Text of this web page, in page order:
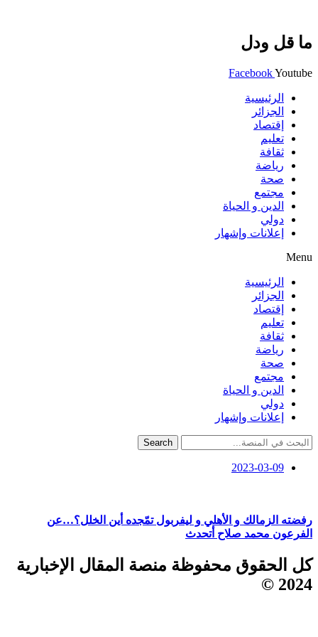
ما قل ودل
FacebookYoutube
الرئيسية
الجزائر
إقتصاد
تعليم
ثقافة
رياضة
صحة
مجتمع
الدين و الحياة
دولي
إعلانات وإشهار
Menu
الرئيسية
الجزائر
إقتصاد
تعليم
ثقافة
رياضة
صحة
مجتمع
الدين و الحياة
دولي
إعلانات وإشهار
Search
2023-03-09
رفضته الزمالك و الأهلي و ليفربول تمّجده أين الخلل؟…عن
الفرعون محمد صلاح أتحدث
كل الحقوق محفوظة منصة المقال الإخبارية
2024 ©